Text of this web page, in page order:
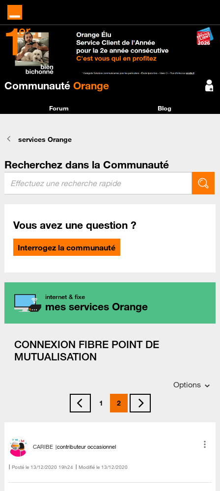
Communauté Orange
Forum Blog
services Orange
Recherchez dans la Communauté
Vous avez une question ?
Interrogez la communauté
internet & fixe
mes services Orange
CONNEXION FIBRE POINT DE
MUTUALISATION
Options
1 2
CARIBE contributeur occasionnel
Posté le ‎13/12/2020 19h24 Modifié le 13/12/2020